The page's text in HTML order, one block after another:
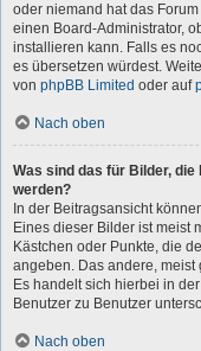
oder niemand hat das
einen Board-Administrator,
installieren kann. Falls es
es übersetzen würdest.
von phpBB Limited oder auf
Nach oben
Was sind das für Bilder,
werden?
In der Beitragsansicht
Eines dieser Bilder ist meist
Kästchen oder Punkte, die
angeben. Das andere, meist
Es handelt sich hierbei in
Benutzer zu Benutzer
Nach oben